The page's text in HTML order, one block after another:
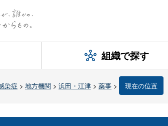
組織で探す
染症 > 地方機関 > 浜田・江津 > 薬事 > 現在の位置